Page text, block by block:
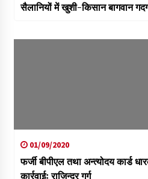
सैलानियों में खुशी-किसान बागवान
01/09/2020
फर्जी बीपीएल तथा अन्त्योदय कार्ड
कार्रवाईः राजिन्द्र गर्ग